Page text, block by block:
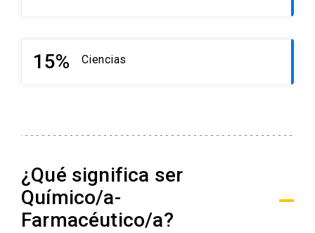
15% Ciencias
¿Qué significa ser
Químico/a-
Farmacéutico/a?